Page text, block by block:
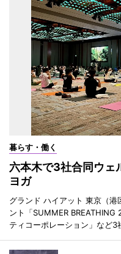
暮らす・働く
六本木で3社合同ウ
ヨガ
グランド ハイアット 東京（
ント「SUMMER BREATHING
ティコーポレーション」など3